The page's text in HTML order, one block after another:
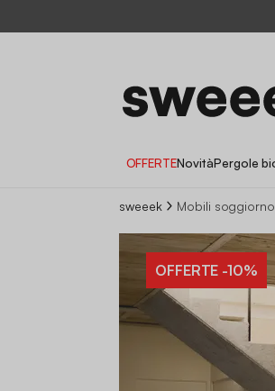
OFFERTENovitàPergole
sweeek Mobili soggiorno
OFFERTE -10%